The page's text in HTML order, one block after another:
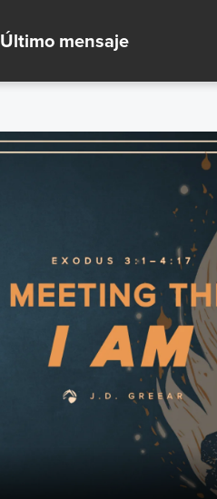
Último mensaje